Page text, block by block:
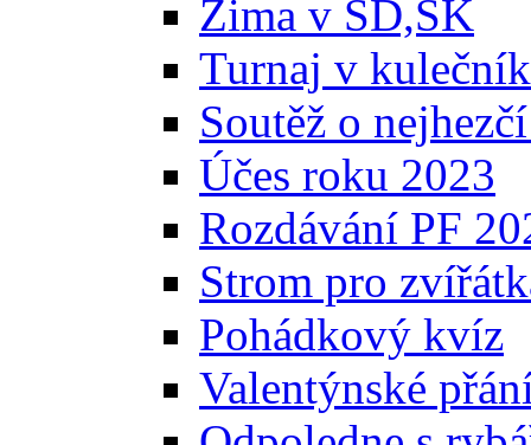
Zima v ŠD,ŠK
Turnaj v
Soutěž o
Účes roku 2023
Rozdávání PF
Strom pro
Pohádkový kvíz
Valentýnské